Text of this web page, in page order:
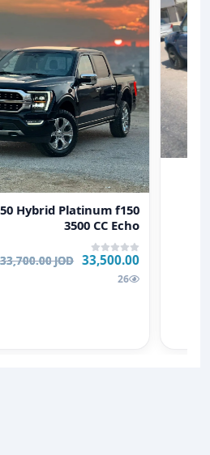
عرض تفاصيل Ford F-150 Hybrid Platinum f150 3500 CC Echo
Hybrid Platinum f150
3500 CC Echo
33,500.00 JOD
33,700.00 JOD
26